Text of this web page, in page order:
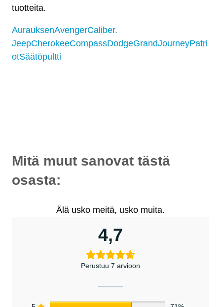
tuotteita.
AurauksenAvengerCaliber.
JeepCherokeeCompassDodgeGrandJourneyPatri
otSäätöpultti
Mitä muut sanovat tästä
osasta:
Älä usko meitä, usko muita.
4,7
Perustuu 7 arvioon